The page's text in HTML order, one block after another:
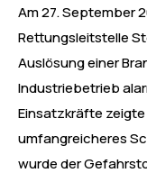
Am 27. September
Rettungsleitstelle
Auslösung einer
Industriebetrieb
Einsatzkräfte
umfangreicheres
wurde der